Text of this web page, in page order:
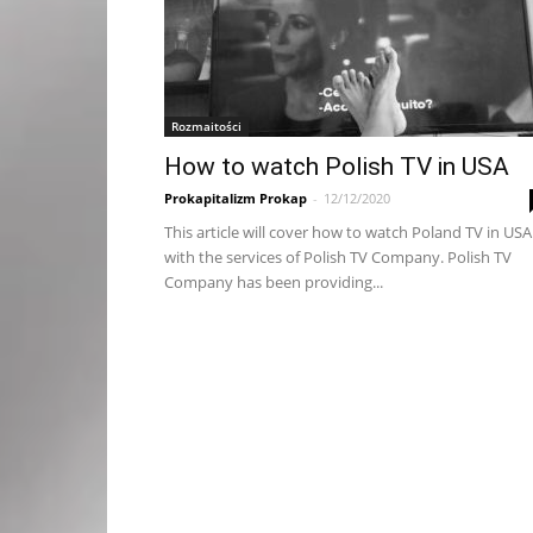
Rozmaitości
How to watch Polish TV in USA
Prokapitalizm Prokap - 12/12/2020
This article will cover how to watch Poland TV in USA
with the services of Polish TV Company. Polish TV
Company has been providing...